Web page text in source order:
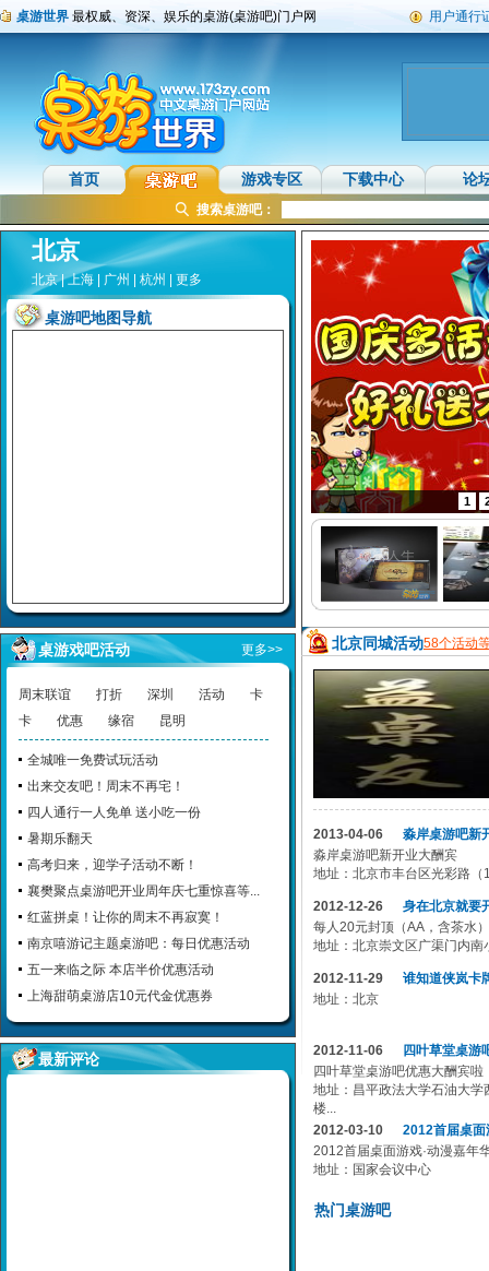
桌游世界 最权威、资深、娱乐的桌游(桌游吧)门户网 用户通行
首页 游戏专区 下载中心 论
搜索桌游吧：
北京
北京|上海 广州 杭州 更多
桌游吧地图导航
桌游戏吧活动 更多>>
周末联谊 打折 深圳 活动
卡
卡
优惠 缘宿 昆明
全城唯一免费试玩活动
出来交友吧！周末不再宅！
四人通行一人免单 送小吃一份
暑期乐翻天
高考归来，迎学子活动不断！
襄樊聚点桌游吧开业周年庆七重惊喜等...
红蓝拼桌！让你的周末不再寂寞！
南京嘻游记主题桌游吧：每日优惠活动
五一来临之际 本店半价优惠活动
上海甜萌桌游店10元代金优惠券
最新评论
1
北京同城活动58个活动
2013-04-06 淼岸桌游吧新
淼岸桌游吧新开业大酬宾
地址：北京市丰台区光彩路
2012-12-26 身在北京就要
每人20元封顶（AA，含茶水）
地址：北京崇文区广渠门内
2012-11-29 谁知道侠岚卡
地址：北京
2012-11-06
四叶草堂桌游
四叶草堂桌游吧优惠大酬宾
地址：昌平政法大学石油大
楼...
2012-03-10 2012首届桌面
2012首届桌面游戏·动漫嘉年
地址：国家会议中心
热门桌游吧